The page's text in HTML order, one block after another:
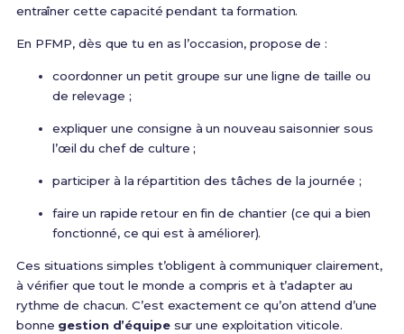
entraîner cette capacité pendant ta formation.
En PFMP, dès que tu en as l’occasion, propose de :
coordonner un petit groupe sur une ligne de taille ou
de relevage ;
expliquer une consigne à un nouveau saisonnier sous
l’œil du chef de culture ;
participer à la répartition des tâches de la journée ;
faire un rapide retour en fin de chantier (ce qui a bien
fonctionné, ce qui est à améliorer).
Ces situations simples t’obligent à communiquer clairement,
à vérifier que tout le monde a compris et à t’adapter au
rythme de chacun. C’est exactement ce qu’on attend d’une
bonne gestion d’équipesur une exploitation viticole.